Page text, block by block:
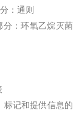
：通则
分：环氧乙烷灭菌
标记和提供信息的